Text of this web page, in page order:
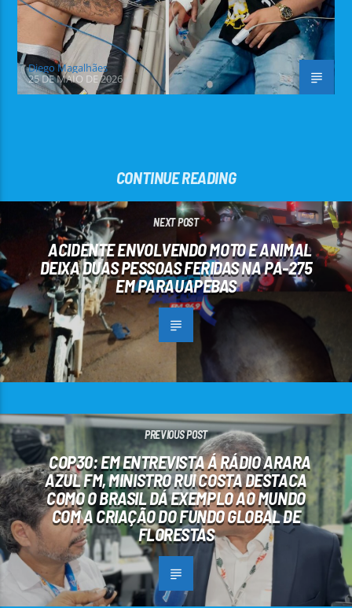
Diego Magalhães
25 DE MAIO DE 2026
CONTINUE READING
NEXT POST
ACIDENTE ENVOLVENDO MOTO E ANIMAL
DEIXA DUAS PESSOAS FERIDAS NA PA-275
EM PARAUAPEBAS
PREVIOUS POST
COP30: EM ENTREVISTA Á RÁDIO ARARA
AZUL FM, MINISTRO RUI COSTA DESTACA
COMO O BRASIL DÁ EXEMPLO AO MUNDO
COM A CRIAÇÃO DO FUNDO GLOBAL DE
FLORESTAS